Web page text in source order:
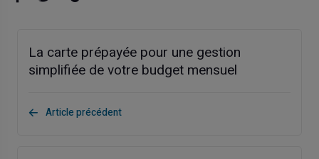
La carte prépayée pour une gestion
simplifiée de votre budget mensuel
Article précédent